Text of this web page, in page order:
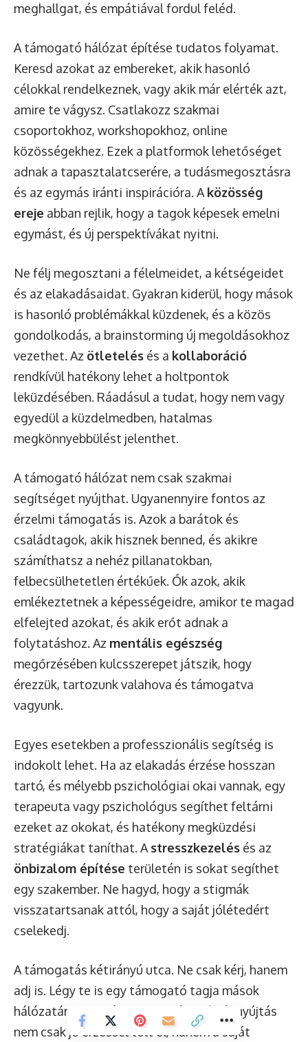
meghallgat, és empátiával fordul feléd.
A támogató hálózat építése tudatos folyamat.
Keresd azokat az embereket, akik hasonló
célokkal rendelkeznek, vagy akik már elérték azt,
amire te vágysz. Csatlakozz szakmai
csoportokhoz, workshopokhoz, online
közösségekhez. Ezek a platformok lehetőséget
adnak a tapasztalatcserére, a tudásmegosztásra
és az egymás iránti inspirációra. A közösség
ereje abban rejlik, hogy a tagok képesek emelni
egymást, és új perspektívákat nyitni.
Ne félj megosztani a félelmeidet, a kétségeidet
és az elakadásaidat. Gyakran kiderül, hogy mások
is hasonló problémákkal küzdenek, és a közös
gondolkodás, a brainstorming új megoldásokhoz
vezethet. Az ötletelés és a kollaboráció
rendkívül hatékony lehet a holtpontok
leküzdésében. Ráadásul a tudat, hogy nem vagy
egyedül a küzdelmedben, hatalmas
megkönnyebbülést jelenthet.
A támogató hálózat nem csak szakmai
segítséget nyújthat. Ugyanennyire fontos az
érzelmi támogatás is. Azok a barátok és
családtagok, akik hisznek benned, és akikre
számíthatsz a nehéz pillanatokban,
felbecsülhetetlen értékűek. Ők azok, akik
emlékeztetnek a képességeidre, amikor te magad
elfelejted azokat, és akik erőt adnak a
folytatáshoz. Az mentális egészség
megőrzésében kulcsszerepet játszik, hogy
érezzük, tartozunk valahova és támogatva
vagyunk.
Egyes esetekben a professzionális segítség is
indokolt lehet. Ha az elakadás érzése hosszan
tartó, és mélyebb pszichológiai okai vannak, egy
terapeuta vagy pszichológus segíthet feltárni
ezeket az okokat, és hatékony megküzdési
stratégiákat taníthat. A stresszkezelés és az
önbizalom építése területén is sokat segíthet
egy szakember. Ne hagyd, hogy a stigmák
visszatartsanak attól, hogy a saját jólétedért
cselekedj.
A támogatás kétirányú utca. Ne csak kérj, hanem
adj is. Légy te is egy támogató tagja mások
hálózatának. A másoknak való segítségnyújtás
nem csak jó érzéssel tölt el, hanem a saját